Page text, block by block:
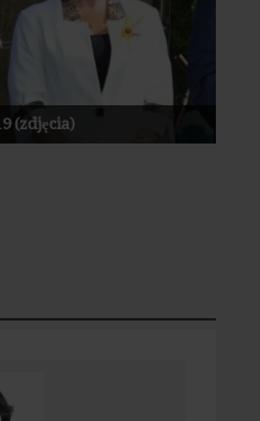
(zdjęcia)